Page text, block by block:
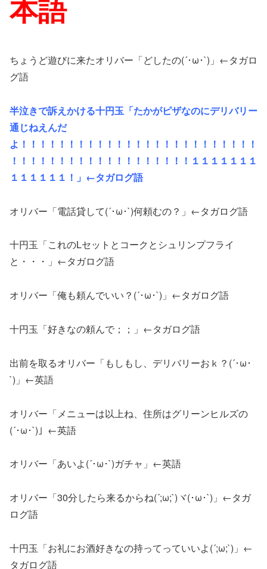
本語
ちょうど遊びに来たオリバー「どしたの(´･ω･`)」←タガロ
グ語
半泣きで訴えかける十円玉「たかがピザなのにデリバリー
通じねえんだ
よ！！！！！！！！！！！！！！！！！！！！！！！！！
！！！！！！！！！！！！！！！！！！！１１１１１１１
１１１１１１！」←タガログ語
オリバー「電話貸して(´･ω･`)何頼むの？」←タガログ語
十円玉「これのLセットとコークとシュリンプフライ
と・・・」←タガログ語
オリバー「俺も頼んでいい？(´･ω･`)」←タガログ語
十円玉「好きなの頼んで；；」←タガログ語
出前を取るオリバー「もしもし、デリバリーおｋ？(´･ω･
`)」←英語
オリバー「メニューは以上ね、住所はグリーンヒルズの
(´･ω･`)」←英語
オリバー「あいよ(´･ω･`)ガチャ」←英語
オリバー「30分したら来るからね(´;ω;`)ヾ(･ω･`)」←タガ
ログ語
十円玉「お礼にお酒好きなの持ってっていいよ(´;ω;`)」←
タガログ語